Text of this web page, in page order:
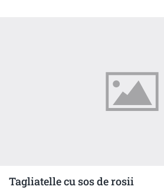
Tagliatelle cu sos de rosii